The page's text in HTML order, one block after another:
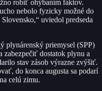
robiť ohýbaním faktov.
nebolo fyzicky možné do
uviedol predseda
plynárenský priemysel (SPP)
zabezpečiť dostatok plynu a
stav zásob výrazne zvýšiť.
do konca augusta sa podarí
celú zimu.